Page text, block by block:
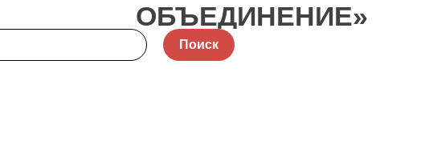
ОБЪЕДИНЕНИЕ»
Поиск